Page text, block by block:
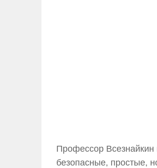
Профессор Всезнайкин
безопасные, простые,